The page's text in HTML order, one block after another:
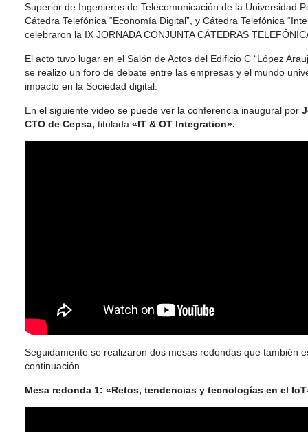
Superior de Ingenieros de Telecomunicación de la Universidad
Cátedra Telefónica “Economía Digital”, y Cátedra Telefónica
celebraron la IX JORNADA CONJUNTA CÁTEDRAS
El acto tuvo lugar en el Salón de Actos del Edificio C “López
se realizo un foro de debate entre las empresas y el mundo
impacto en la Sociedad digital.
En el siguiente video se puede ver la conferencia inaugural por
CTO de Cepsa, titulada «IT & OT Integration».
Seguidamente se realizaron dos mesas redondas que también
continuación.
Mesa redonda 1: «Retos, tendencias y tecnologías en el